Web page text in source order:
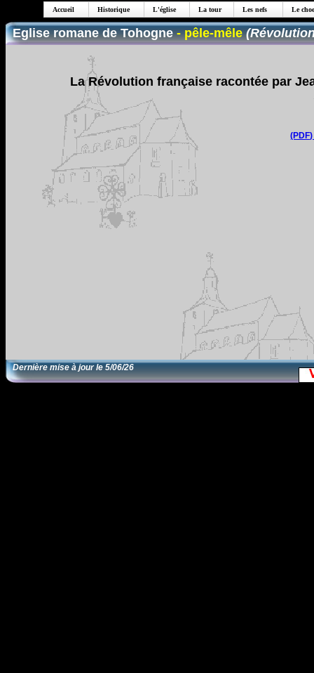
Accueil Historique L'église La tour Les nefs Le
Eglise romane de Tohogne- pêle-mêle
La Révolution française racontée par
Dernière mise à jour le5/06/26